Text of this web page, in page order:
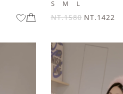
S M L
NT.1580 NT.1422